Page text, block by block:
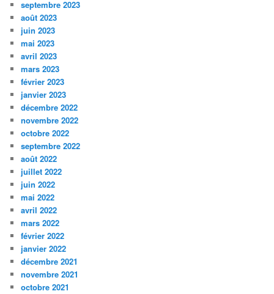
septembre 2023
août 2023
juin 2023
mai 2023
avril 2023
mars 2023
février 2023
janvier 2023
décembre 2022
novembre 2022
octobre 2022
septembre 2022
août 2022
juillet 2022
juin 2022
mai 2022
avril 2022
mars 2022
février 2022
janvier 2022
décembre 2021
novembre 2021
octobre 2021